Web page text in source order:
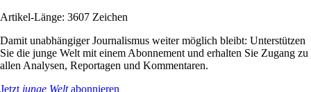
Artikel-Länge: 3607 Zeichen
Damit unabhängiger Journalismus weiter möglich bleibt: Unterstützen
Sie die junge Welt mit einem Abonnement und erhalten Sie Zugang zu
allen Analysen, Reportagen und Kommentaren.
Jetzt junge Weltabonnieren